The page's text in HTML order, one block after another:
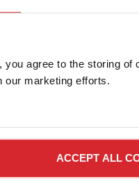
you agree to the storing
our marketing efforts.
ACCEPT ALL
5555
di